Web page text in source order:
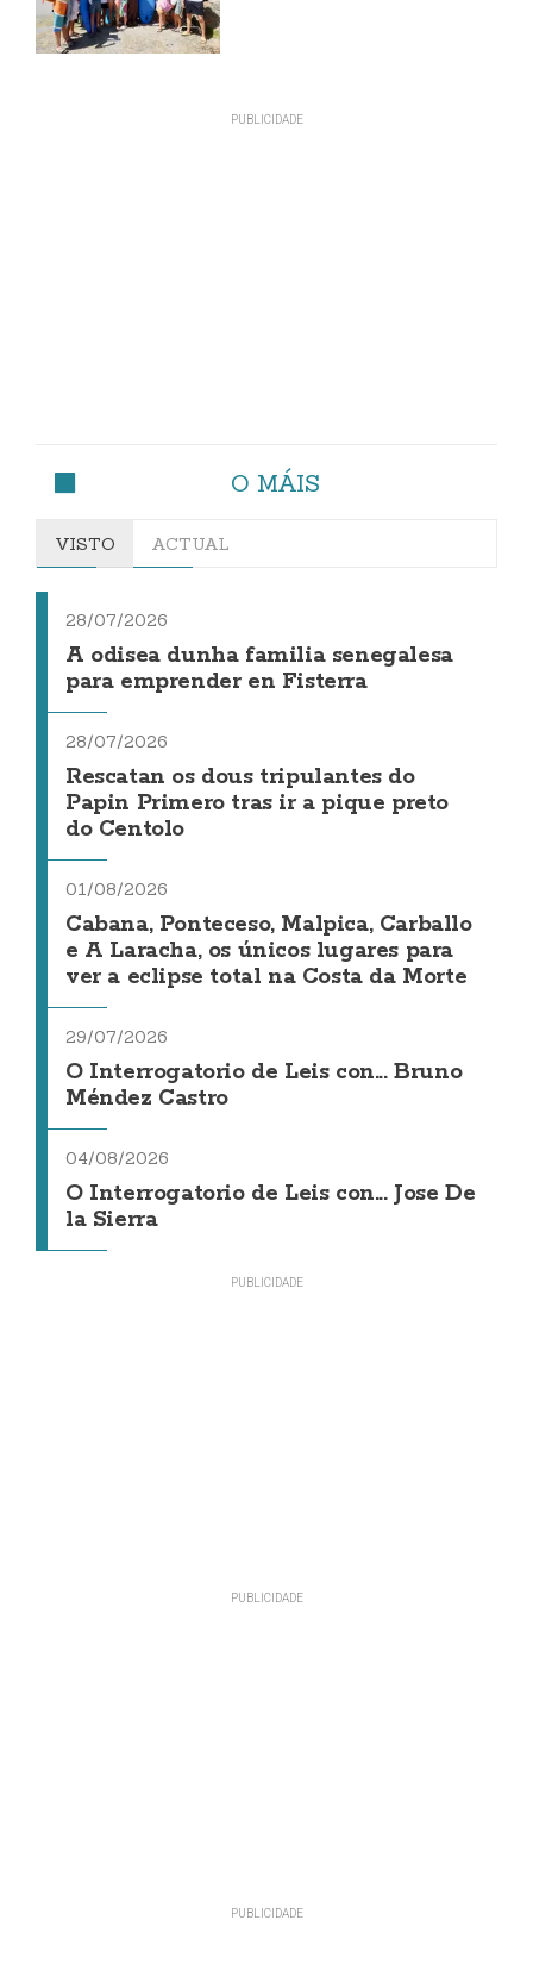
O MÁIS
VISTO ACTUAL
28/07/2026
A odisea dunha familia senegalesa
para emprender en Fisterra
28/07/2026
Rescatan os dous tripulantes do
Papin Primero tras ir a pique preto
do Centolo
01/08/2026
Cabana, Ponteceso, Malpica, Carballo
e A Laracha, os únicos lugares para
ver a eclipse total na Costa da Morte
29/07/2026
O Interrogatorio de Leis con... Bruno
Méndez Castro
04/08/2026
O Interrogatorio de Leis con... Jose De
la Sierra